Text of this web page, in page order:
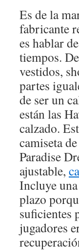
Es de la
fabricante
es hablar
tiempos.
vestidos,
partes
de ser un
están las
calzado.
camiseta
Paradise
ajustable,
Incluye
plazo
suficientes
jugadores